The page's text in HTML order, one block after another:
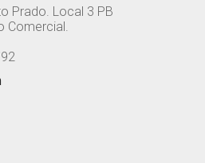
Prado. Local 3 PB
Comercial.